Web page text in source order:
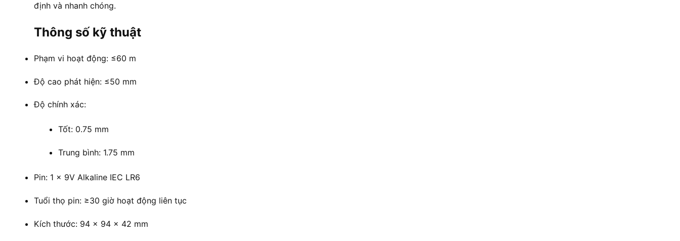
định và nhanh chóng.
Thông số kỹ thuật
Phạm vi hoạt động: ≤60 m
Độ cao phát hiện: ≤50 mm
Độ chính xác:
Tốt: 0.75 mm
Trung bình: 1.75 mm
Pin: 1 x 9V Alkaline IEC LR6
Tuổi thọ pin: ≥30 giờ hoạt động liên tục
Kích thước: 94 x 94 x 42 mm